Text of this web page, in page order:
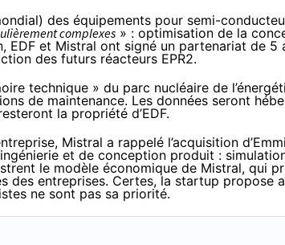
des équipements pour semi-
complexes » : optimisation de la
EDF et Mistral ont signé un partenariat de 5
des futurs réacteurs EPR2.
technique » du parc nucléaire de
de maintenance. Les données seront
la propriété d’EDF.
Mistral a rappelé l’acquisition
et de conception produit :
le modèle économique de Mistral, qui
des entreprises. Certes, la startup propose
ne sont pas sa priorité.